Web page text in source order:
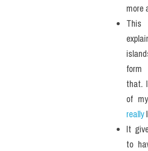
more
that.
really
It
to